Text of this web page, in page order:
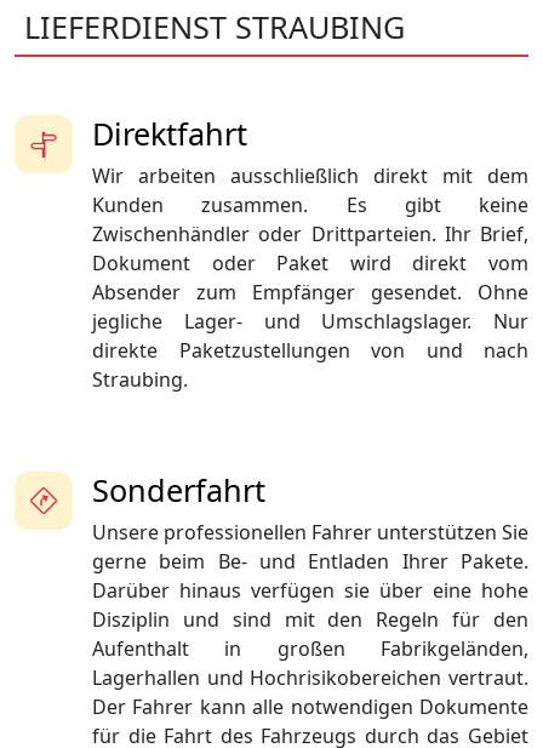
LIEFERDIENST STRAUBING
Sonderfahrt
Unsere professionellen Fahrer unterstützen Sie
gerne beim Be- und Entladen Ihrer Pakete.
Darüber hinaus verfügen sie über eine hohe
Disziplin und sind mit den Regeln für den
Aufenthalt in großen Fabrikgeländen,
Lagerhallen und Hochrisikobereichen vertraut.
Der Fahrer kann alle notwendigen Dokumente
für die Fahrt des Fahrzeugs durch das Gebiet
Direktfahrt
Wir arbeiten ausschließlich direkt mit dem
Kunden zusammen. Es gibt keine
Zwischenhändler oder Drittparteien. Ihr Brief,
Dokument oder Paket wird direkt vom
Absender zum Empfänger gesendet. Ohne
jegliche Lager- und Umschlagslager. Nur
direkte Paketzustellungen von und nach
Straubing.